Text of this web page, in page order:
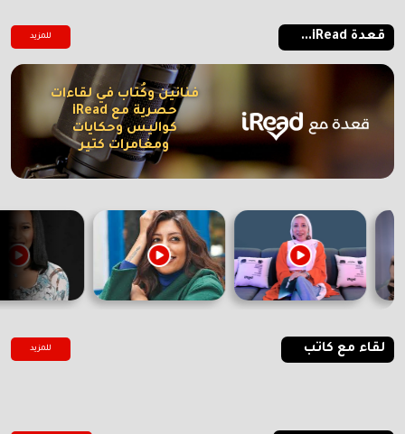
قعدة iRead... للمزيد
فنانين وكُتاب في لقاءات
حصرية مع iRead
كواليس وحكايات
ومغامرات كتير
لقاء مع كاتب للمزيد